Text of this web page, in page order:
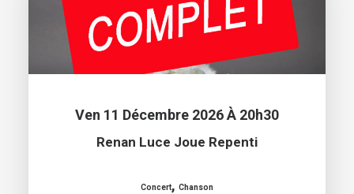
Ven 11 Décembre 2026 À 20h30
Renan Luce Joue Repenti
Concert, Chanson